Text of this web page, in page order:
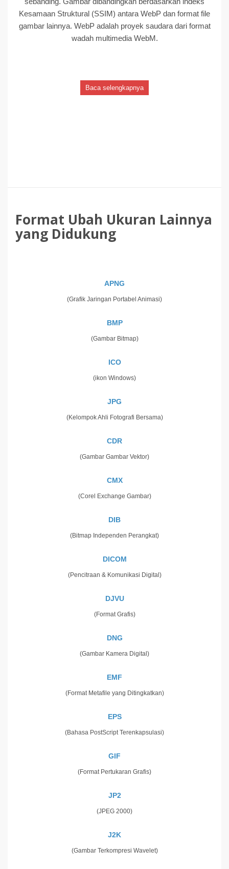
Kesamaan Struktural (SSIM) antara WebP dan format file
gambar lainnya. WebP adalah proyek saudara dari format
wadah multimedia WebM.
Baca selengkapnya
Format Ubah Ukuran Lainnya
yang Didukung
APNG
(Grafik Jaringan Portabel Animasi)
BMP
(Gambar Bitmap)
ICO
(ikon Windows)
JPG
(Kelompok Ahli Fotografi Bersama)
CDR
(Gambar Gambar Vektor)
CMX
(Corel Exchange Gambar)
DIB
(Bitmap Independen Perangkat)
DICOM
(Pencitraan & Komunikasi Digital)
DJVU
(Format Grafis)
DNG
(Gambar Kamera Digital)
EMF
(Format Metafile yang Ditingkatkan)
EPS
(Bahasa PostScript Terenkapsulasi)
GIF
(Format Pertukaran Grafis)
JP2
(JPEG 2000)
J2K
(Gambar Terkompresi Wavelet)